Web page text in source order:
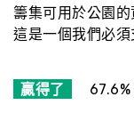
籌集可用於公園
這是一個我們必須
贏得了